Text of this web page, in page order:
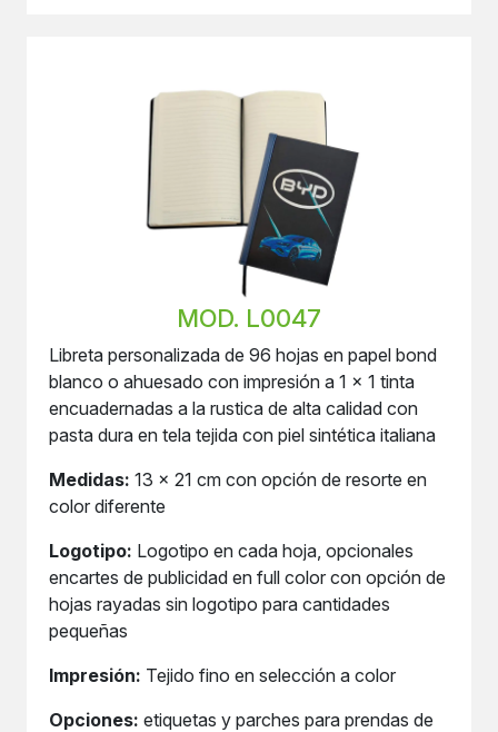
MOD. L0047
Libreta personalizada de 96 hojas en papel bond
blanco o ahuesado con impresión a 1 x 1 tinta
encuadernadas a la rustica de alta calidad con
pasta dura en tela tejida con piel sintética italiana
Medidas: 13 x 21 cm con opción de resorte en
color diferente
Logotipo: Logotipo en cada hoja, opcionales
encartes de publicidad en full color con opción de
hojas rayadas sin logotipo para cantidades
pequeñas
Impresión: Tejido fino en selección a color
Opciones: etiquetas y parches para prendas de